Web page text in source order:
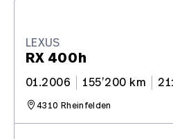
LEXUS
RX 400h
01.2006 155’200 km
4310 Rheinfelden